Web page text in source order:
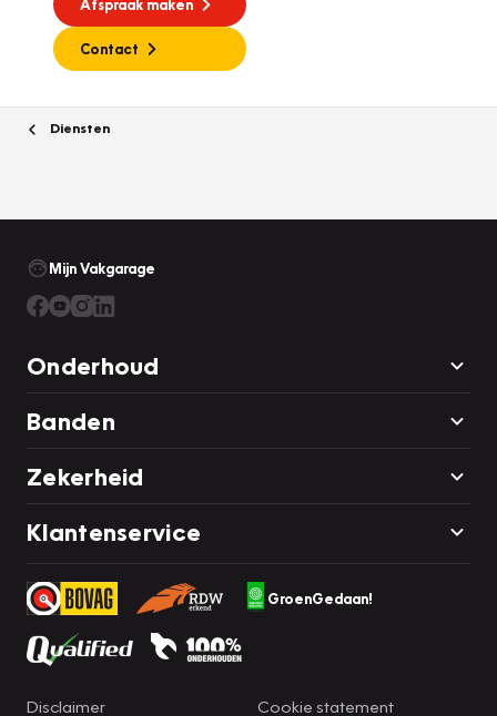
Afspraak maken
Contact
Diensten
Mijn Vakgarage
Onderhoud
Banden
Zekerheid
Klantenservice
GroenGedaan!
Disclaimer Cookie statement